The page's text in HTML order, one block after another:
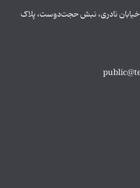
خیابان نادری، نبش حجت‌دوست، پلاک